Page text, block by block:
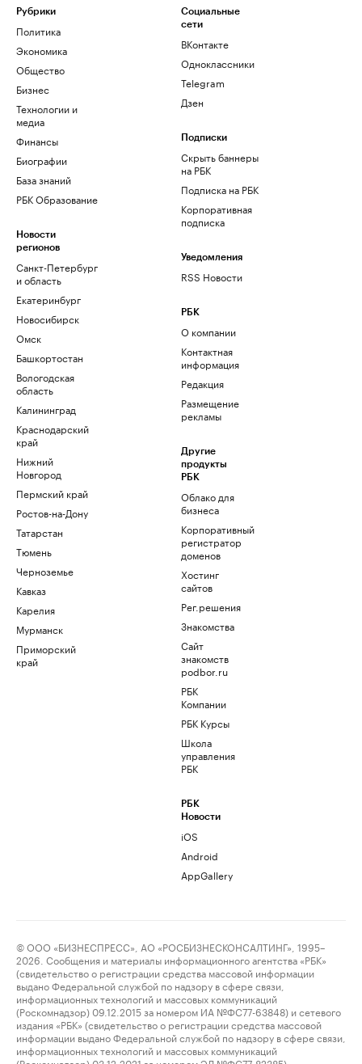
Рубрики
Политика
Экономика
Общество
Бизнес
Технологии и
медиа
Финансы
Биографии
База знаний
РБК Образование
Новости
регионов
Санкт-Петербург
и область
Екатеринбург
Новосибирск
Омск
Башкортостан
Вологодская
область
Калининград
Краснодарский
край
Нижний
Новгород
Пермский край
Ростов-на-Дону
Татарстан
Тюмень
Черноземье
Кавказ
Карелия
Мурманск
Приморский
край
Социальные
сети
ВКонтакте
Одноклассники
Telegram
Дзен
Подписки
Скрыть баннеры
на РБК
Подписка на РБК
Корпоративная
подписка
Уведомления
RSS Новости
РБК
О компании
Контактная
информация
Редакция
Размещение
рекламы
Другие
продукты
РБК
Облако для
бизнеса
Корпоративный
регистратор
доменов
Хостинг
сайтов
Рег.решения
Знакомства
Сайт
знакомств
podbor.ru
РБК
Компании
РБК Курсы
Школа
управления
РБК
РБК
Новости
iOS
Android
AppGallery
© ООО «БИЗНЕСПРЕСС», АО «РОСБИЗНЕСКОНСАЛТИНГ», 1995–
2026. Сообщения и материалы информационного агентства «РБК»
(свидетельство о регистрации средства массовой информации
выдано Федеральной службой по надзору в сфере связи,
информационных технологий и массовых коммуникаций
(Роскомнадзор) 09.12.2015 за номером ИА №ФС77-63848) и сетевого
издания «РБК» (свидетельство о регистрации средства массовой
информации выдано Федеральной службой по надзору в сфере связи,
информационных технологий и массовых коммуникаций